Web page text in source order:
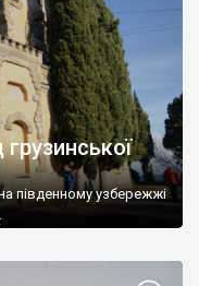
південному узбережжі